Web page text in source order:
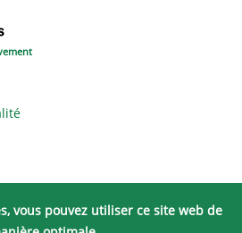
vous pouvez utiliser ce site web de